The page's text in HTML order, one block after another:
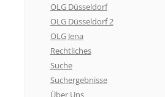
OLG Düsseldorf
OLG Düsseldorf 2
OLG Jena
Rechtliches
Suche
Suchergebnisse
Über Uns